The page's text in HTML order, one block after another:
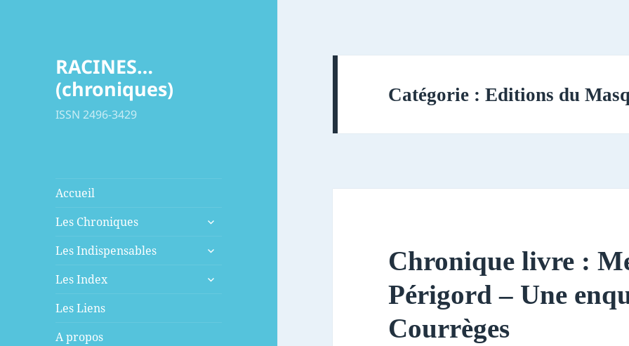
RACINES…
(chroniques)
ISSN 2496-3429
Accueil
Les Chroniques
ouvrir
sous-
Les Indispensables
ouvrir
sous-
Les Index
ouvrir
Les Liens
A propos
Catégorie :Editions du
Chronique livre :
Périgord – Une
Courrèges